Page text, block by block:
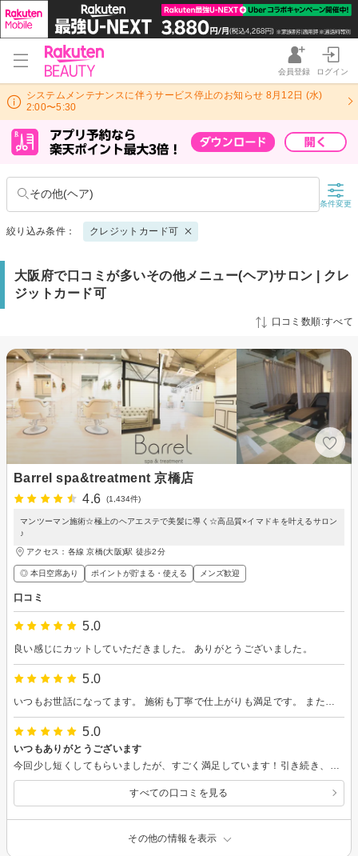
会員登録 ログイン
システムメンテナンスに伴うサービス停止のお知らせ 8月12日 (水)
2:00〜5:30
その他(ヘア)
条件変更
絞り込み条件： クレジットカード可
大阪府で口コミが多いその他メニュー(ヘア)サロン | クレ
ジットカード可
口コミ数順:すべて
Barrel spa&treatment 京橋店
4.6
(1,434件)
マンツーマン施術☆極上のヘアエステで美髪に導く☆高品質×イマドキを叶えるサロン
♪
アクセス：各線 京橋(大阪)駅 徒歩2分
◎ 本日空席あり ポイントが貯まる・使える メンズ歓迎
口コミ
5.0
良い感じにカットしていただきました。 ありがとうございました。
5.0
5.0
いつもありがとうございます
すべての口コミを見る
その他の情報を表示